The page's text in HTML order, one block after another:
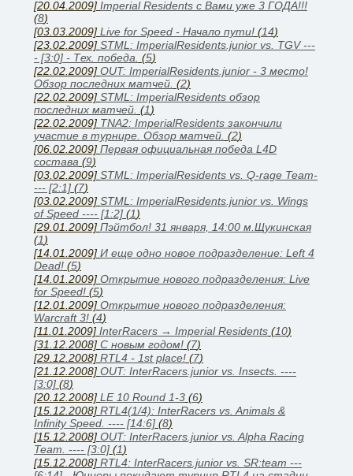
[20.04.2009] Imperial Residents с Вами уже 3 ГОДА!!!
(8)
[03.03.2009] Live for Speed - Начало пути! (14)
[23.02.2009] STML: ImperialResidents.junior vs. TGV ---
- [3:0] - Тех. победа. (5)
[22.02.2009] OUT: ImperialResidents.junior - 3 место!
Обзор последних матчей. (2)
[22.02.2009] STML: ImperialResidents обзор
последних матчей. (1)
[22.02.2009] TNA2: ImperialResidents закончили
участие в турнире. Обзор матчей. (2)
[06.02.2009] Первая официальная победа L4D
состава (9)
[03.02.2009] STML: ImperialResidents vs. Q-rage Team-
--- [2:1] (7)
[03.02.2009] STML: ImperialResidents.junior vs. Wings
of Speed ---- [1:2] (1)
[29.01.2009] Пэйтбол! 31 января, 14:00 м.Щукинская
(1)
[14.01.2009] И еще одно новое подразделение: Left 4
Dead! (5)
[14.01.2009] Открытие нового подразделения: Live
for Speed! (5)
[12.01.2009] Открытие нового подразделения:
Warcraft 3! (4)
[11.01.2009] InterRacers → Imperial Residents (10)
[31.12.2008] C новым годом! (7)
[29.12.2008] RTL4 - 1st place! (7)
[21.12.2008] OUT: InterRacers.junior vs. Insects. ----
[3:0] (8)
[20.12.2008] LE 10 Round 1-3 (6)
[15.12.2008] RTL4(1/4): InterRacers vs. Animals &
Infinity Speed. ---- [14:6] (8)
[15.12.2008] OUT: InterRacers.junior vs. Alpha Racing
Team. ---- [3:0] (1)
[15.12.2008] RTL4: InterRacers.junior vs. SR:team ---